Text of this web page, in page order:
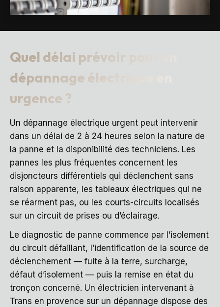
Quel délai prévoir pour un
dépannage électrique en
urgence ?
Un dépannage électrique urgent peut intervenir
dans un délai de 2 à 24 heures selon la nature de
la panne et la disponibilité des techniciens. Les
pannes les plus fréquentes concernent les
disjoncteurs différentiels qui déclenchent sans
raison apparente, les tableaux électriques qui ne
se réarment pas, ou les courts-circuits localisés
sur un circuit de prises ou d’éclairage.
Le diagnostic de panne commence par l’isolement
du circuit défaillant, l’identification de la source de
déclenchement — fuite à la terre, surcharge,
défaut d’isolement — puis la remise en état du
tronçon concerné. Un électricien intervenant à
Trans en provence sur un dépannage dispose des